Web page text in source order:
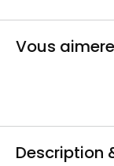
Vous
Description